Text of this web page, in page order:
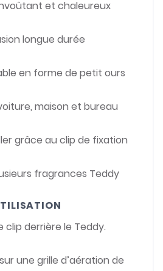
et chaleureux
longue durée
en forme de petit ours
maison et bureau
grâce au clip de fixation
fragrances Teddy
clip derrière le Teddy.
une grille d’aération de